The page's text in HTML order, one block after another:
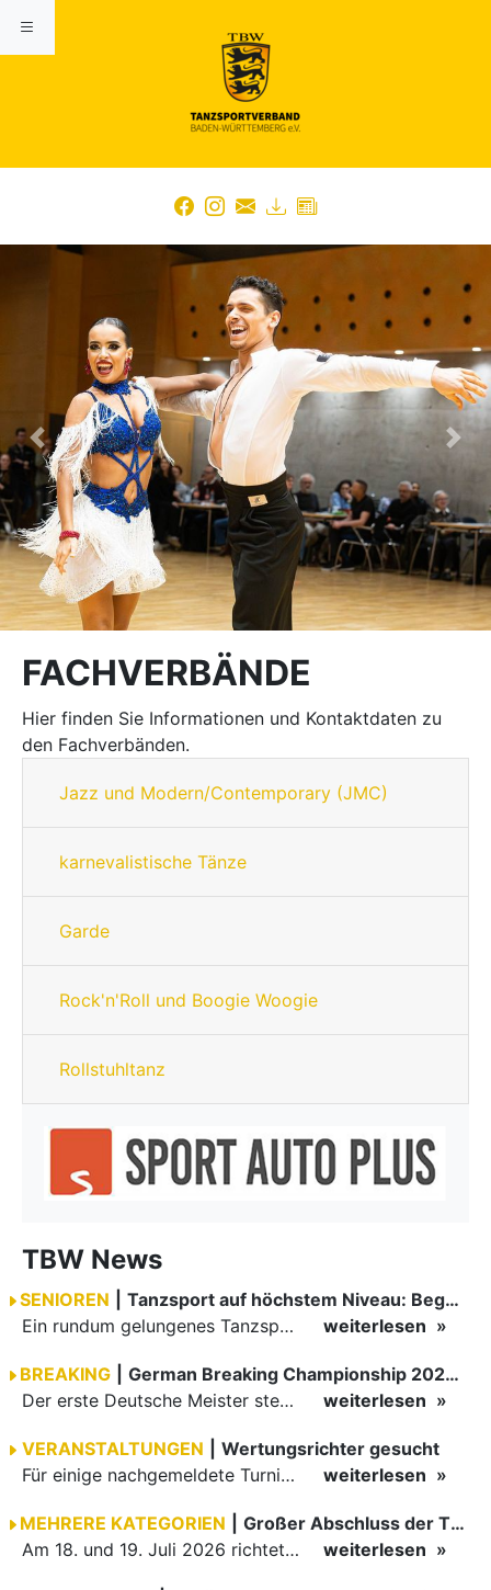
Previous Next
FACHVERBÄNDE
Hier finden Sie Informationen und Kontaktdaten zu
den Fachverbänden.
Jazz und Modern/Contemporary (JMC)
karnevalistische Tänze
Garde
Rock'n'Roll und Boogie Woogie
Rollstuhltanz
TBW News
SENIOREN
Tanzsport auf höchstem Niveau: Begeisterung bei den Turnieren in…
Ein rundum gelungenes Tanzsport-Wochenende liegt hinter den Paaren und Organisatoren in Enzklösterle. Am 1. und 2. August 2026 verwandelte sich die Festhalle wieder in einen lebendigen Mittelpunkt des…
weiterlesen
BREAKING
German Breaking Championship 2026 in Hannover
Der erste Deutsche Meister steht fest B-Boy Roman siegt bei den Juniors
weiterlesen
VERANSTALTUNGEN
Wertungsrichter gesucht
Für einige nachgemeldete Turniere im 2 Halbjahr sucht der ZWE noch Wertungsrichter.
weiterlesen
MEHRERE KATEGORIEN
Großer Abschluss der TBW-Trophy in Weinheim
Am 18. und 19. Juli 2026 richtete die Tanzsportabteilung (TSA) der TSG 1862 Weinheim das Abschlussturnier der diesjährigen TBW-Trophy-Serie aus. Zum traditionellen Saisonfinale kamen rund 400 Starts über…
weiterlesen